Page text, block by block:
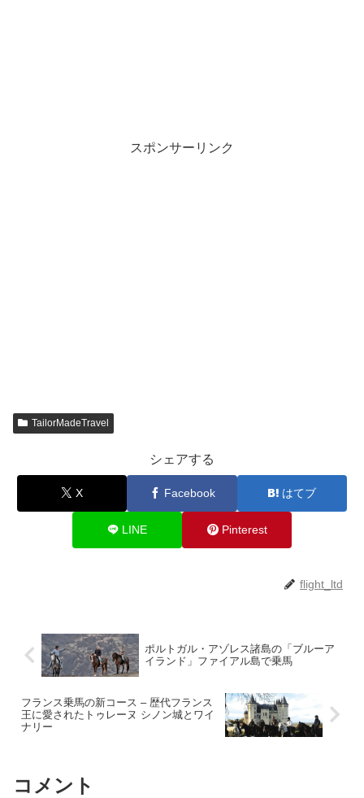
スポンサーリンク
TailorMadeTravel
シェアする
X Facebook はてブ
LINE Pinterest
flight_ltd
ポルトガル・アゾレス諸島の「ブルーア
イランド」ファイアル島で乗馬
フランス乗馬の新コース – 歴代フランス
王に愛されたトゥレーヌ シノン城とワイ
ナリー
コメント